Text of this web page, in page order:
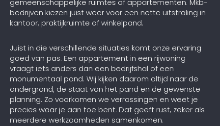
gemeenschappelijke ruimtes of appartementen. Mkb-
bedrijven kiezen juist weer voor een nette uitstraling in
kantoor, praktijkruimte of winkelpand.
Juist in die verschillende situaties komt onze ervaring
goed van pas. Een appartement in een rijwoning
vraagt iets anders dan een bedrijfshal of een
monumentaal pand. Wij kijken daarom altijd naar de
ondergrond, de staat van het pand en de gewenste
planning. Zo voorkomen we verrassingen en weet je
precies waar je aan toe bent. Dat geeft rust, zeker als
meerdere werkzaamheden samenkomen.